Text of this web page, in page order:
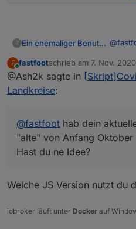
? Ein ehemaliger Benutzer @
Jetzt
Fehler:
F
Online
fastfootschrieb am 7. Nov.
zuletzt editiert von
@Ash2k sagte in
Landkreise:
@fastfoot hab dein
"alte" von Anfang
Hast du ne Idee?
Welche JS Version nutzt du
iobroker läuft unter Docker auf